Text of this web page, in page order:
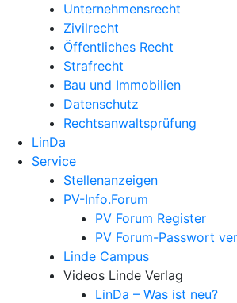
Unternehmens­recht
Zivilrecht
Öffentliches Recht
Strafrecht
Bau und Immobilien
Datenschutz
Rechtsanwalts­prüfung
LinDa
Service
Stellenanzeigen
PV-Info.Forum
PV Forum Register
PV Forum-Passwort
Linde Campus
Videos Linde Verlag
LinDa – Was ist neu?